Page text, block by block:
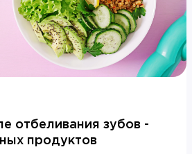
отбеливания зубов -
продуктов